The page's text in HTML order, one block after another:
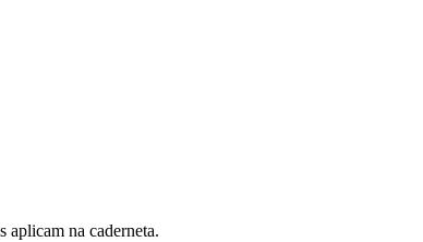
aplicam na caderneta.